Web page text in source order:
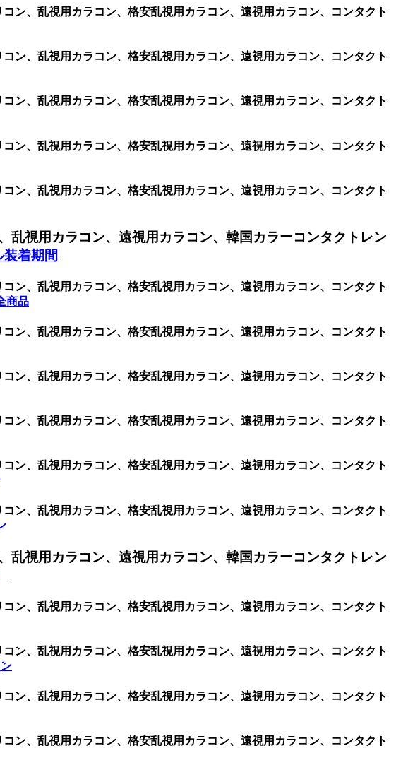
ン、乱視用カラコン、格安乱視用カラコン、遠視用カラコン、コンタクト
ン、乱視用カラコン、格安乱視用カラコン、遠視用カラコン、コンタクト
ン、乱視用カラコン、格安乱視用カラコン、遠視用カラコン、コンタクト
ン、乱視用カラコン、格安乱視用カラコン、遠視用カラコン、コンタクト
ン、乱視用カラコン、格安乱視用カラコン、遠視用カラコン、コンタクト
乱視用カラコン、遠視用カラコン、韓国カラーコンタクトレン
装着期間
ン、乱視用カラコン、格安乱視用カラコン、遠視用カラコン、コンタクト
商品
ン、乱視用カラコン、格安乱視用カラコン、遠視用カラコン、コンタクト
ン、乱視用カラコン、格安乱視用カラコン、遠視用カラコン、コンタクト
ン、乱視用カラコン、格安乱視用カラコン、遠視用カラコン、コンタクト
ン、乱視用カラコン、格安乱視用カラコン、遠視用カラコン、コンタクト
ン、乱視用カラコン、格安乱視用カラコン、遠視用カラコン、コンタクト
乱視用カラコン、遠視用カラコン、韓国カラーコンタクトレン
ン、乱視用カラコン、格安乱視用カラコン、遠視用カラコン、コンタクト
ン、乱視用カラコン、格安乱視用カラコン、遠視用カラコン、コンタクト
ン、乱視用カラコン、格安乱視用カラコン、遠視用カラコン、コンタクト
ン、乱視用カラコン、格安乱視用カラコン、遠視用カラコン、コンタクト